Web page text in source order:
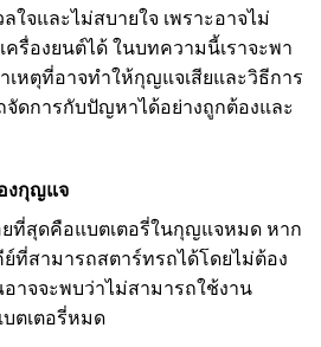
ใจและไม่สบายใจ เพราะอาจไม่
ครื่องยนต์ได้ ในบทความนี้เราจะพา
หตุที่อาจทำให้กุญแจเสียและวิธีการ
ดการกับปัญหาได้อย่างถูกต้องและ
งกุญแจ
ที่สุดคือแบตเตอรี่ในกุญแจหมด หาก
สามารถสตาร์ทรถได้โดยไม่ต้อง
าจจะพบว่าไม่สามารถใช้งาน
ตเตอรี่หมด